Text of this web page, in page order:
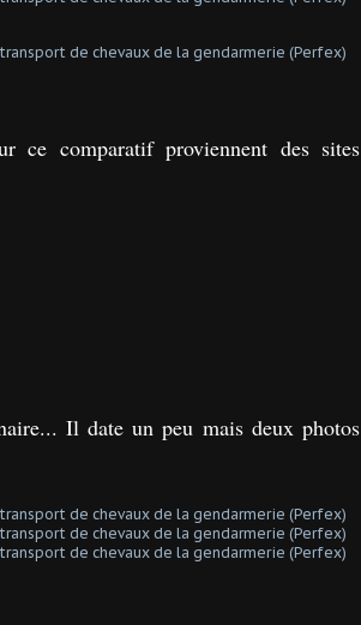
ce comparatif proviennent des sites
Il date un peu mais deux photos